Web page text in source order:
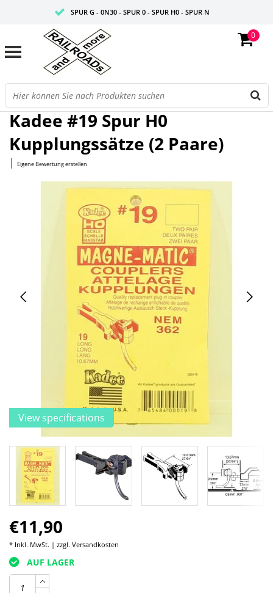
SPUR G - 0N30 - SPUR 0 - SPUR H0 - SPUR N
0
Startseite/#19 Spur H0 Kupplungssätze (2 Paare)
Kadee #19 Spur H0
Kupplungssätze (2 Paare)
| Eigene Bewertung erstellen
View specifications
€11,90
* Inkl. MwSt. | zzgl. Versandkosten
AUF LAGER